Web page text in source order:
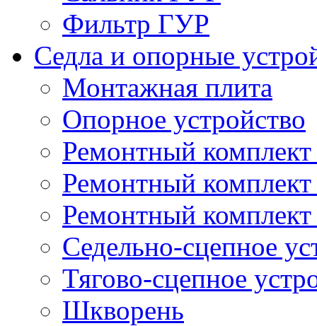
Фильтр ГУР
Седла и опорные
Монтажная плита
Опорное устройство
Ремонтный комплект
Ремонтный
Ремонтный комплект
Седельно-сцепное
Тягово-сцепное
Шкворень